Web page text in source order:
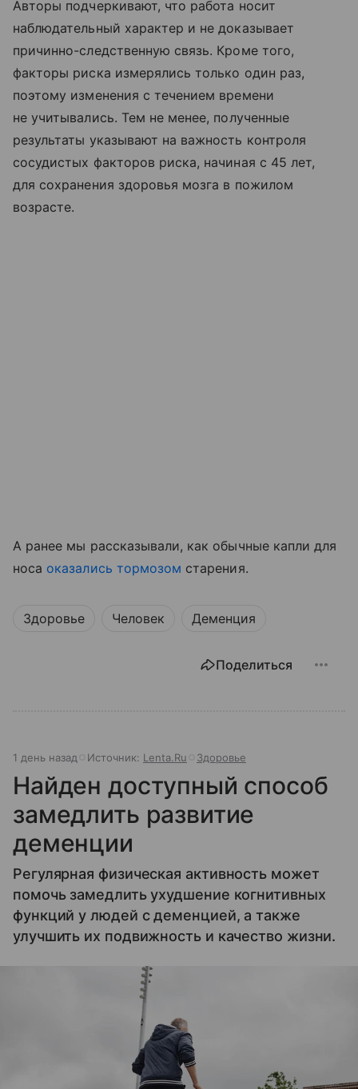
Авторы подчеркивают, что работа носит
наблюдательный характер и не доказывает
причинно-следственную связь. Кроме того,
факторы риска измерялись только один раз,
поэтому изменения с течением времени
не учитывались. Тем не менее, полученные
результаты указывают на важность контроля
сосудистых факторов риска, начиная с 45 лет,
для сохранения здоровья мозга в пожилом
возрасте.
А ранее мы рассказывали, как обычные капли для
носа оказались тормозом старения.
Здоровье Человек Деменция
Поделиться
1 день назад Источник: Lenta.Ru Здоровье
Найден доступный способ
замедлить развитие
деменции
Регулярная физическая активность может
помочь замедлить ухудшение когнитивных
функций у людей с деменцией, а также
улучшить их подвижность и качество жизни.